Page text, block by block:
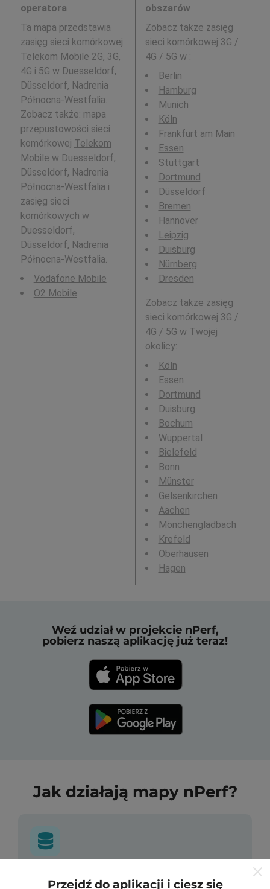
operatora
Ta mapa przedstawia
zasięg sieci komórkowej
Telekom Mobile 2G, 3G,
4G i 5G w Duesseldorf,
Düsseldorf, Nadrenia
Północna-Westfalia.
Zobacz także: mapa
przepustowości sieci
komórkowej Telekom
Mobile w Duesseldorf,
Düsseldorf, Nadrenia
Północna-Westfalia i
zasięg sieci
komórkowych w
Duesseldorf,
Düsseldorf, Nadrenia
Północna-Westfalia.
Vodafone Mobile
O2 Mobile
obszarów
Zobacz także zasięg
sieci komórkowej 3G /
4G / 5G w :
Berlin
Hamburg
Munich
Köln
Frankfurt am Main
Essen
Stuttgart
Dortmund
Düsseldorf
Bremen
Hannover
Leipzig
Duisburg
Nürnberg
Dresden
Zobacz także zasięg
sieci komórkowej 3G /
4G / 5G w Twojej
okolicy:
Köln
Essen
Dortmund
Duisburg
Bochum
Wuppertal
Bielefeld
Bonn
Münster
Gelsenkirchen
Aachen
Mönchengladbach
Krefeld
Oberhausen
Hagen
Weź udział w projekcie nPerf,
pobierz naszą aplikację już teraz!
Jak działają mapy nPerf?
Skąd pochodzą dane?
Przejdź do aplikacji i ciesz się